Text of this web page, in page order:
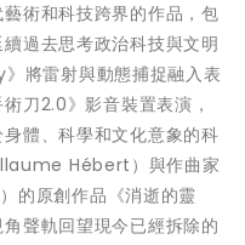
術和科技跨界的作品，包
過去思考政治科技與文明
將雷射與動態捕捉融入表
刀2.0》影音裝置表演，
體、科學和文化意象的科
Hébert）與作曲家
的原創作品《消逝的靈
聲軌回望現今已經拆除的